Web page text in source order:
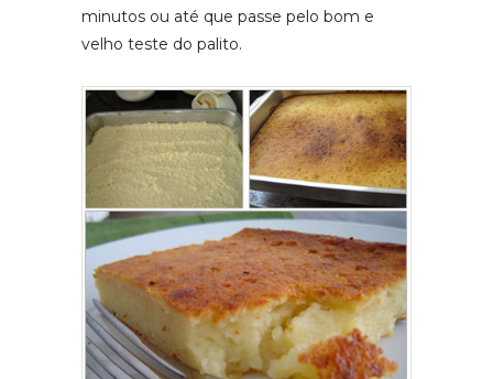
minutos ou até que passe pelo bom e
velho teste do palito.